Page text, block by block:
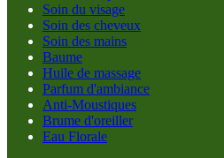
Soin du visage
Soin des cheveux
Soin des mains
Baume
Huile de massage
Parfum d'ambiance
Anti-Moustiques
Brume d'oreiller
Eau Florale